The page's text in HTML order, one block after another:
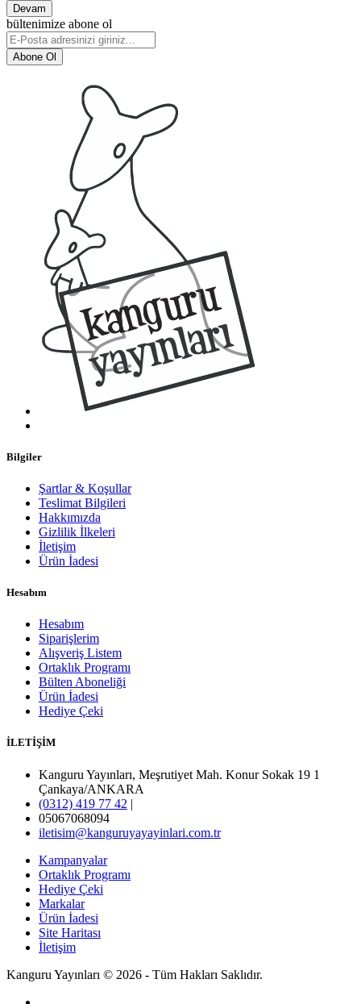
Devam
bültenimize abone ol
Abone Ol
Bilgiler
Şartlar & Koşullar
Teslimat Bilgileri
Hakkımızda
Gizlilik İlkeleri
İletişim
Ürün İadesi
Hesabım
Hesabım
Siparişlerim
Alışveriş Listem
Ortaklık Programı
Bülten Aboneliği
Ürün İadesi
Hediye Çeki
İLETİŞİM
Kanguru Yayınları, Meşrutiyet Mah. Konur Sokak 19 1
Çankaya/ANKARA
(0312) 419 77 42 |
05067068094
iletisim@kanguruyayayinlari.com.tr
Kampanyalar
Ortaklık Programı
Hediye Çeki
Markalar
Ürün İadesi
Site Haritası
İletişim
Kanguru Yayınları © 2026 - Tüm Hakları Saklıdır.